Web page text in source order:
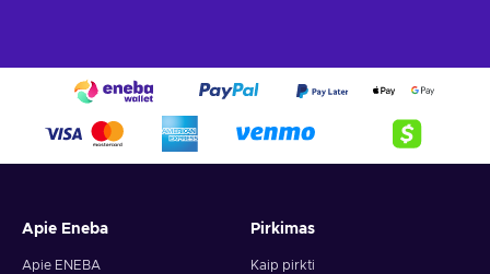
Apie Eneba
Apie ENEBA
Pirkimas
Kaip pirkti